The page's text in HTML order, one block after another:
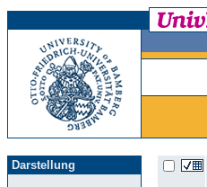
Darstellung